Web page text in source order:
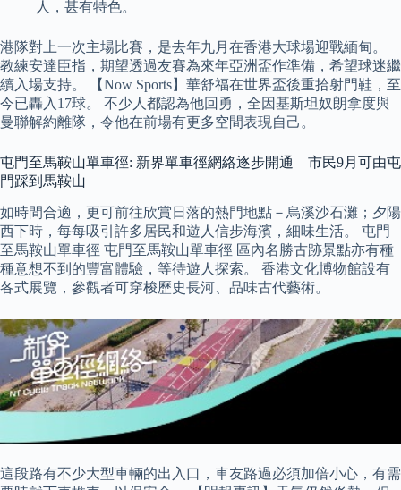
人，甚有特色。
港隊對上一次主場比賽，是去年九月在香港大球場迎戰緬甸。
教練安達臣指，期望透過友賽為來年亞洲盃作準備，希望球迷繼
續入場支持。 【Now Sports】華舒福在世界盃後重拾射門鞋，至
今已轟入17球。 不少人都認為他回勇，全因基斯坦奴朗拿度與
曼聯解約離隊，令他在前場有更多空間表現自己。
屯門至馬鞍山單車徑: 新界單車徑網絡逐步開通 市民9月可由屯
門踩到馬鞍山
如時間合適，更可前往欣賞日落的熱門地點－烏溪沙石灘；夕陽
西下時，每每吸引許多居民和遊人信步海濱，細味生活。 屯門
至馬鞍山單車徑 屯門至馬鞍山單車徑 區內名勝古跡景點亦有種
種意想不到的豐富體驗，等待遊人探索。 香港文化博物館設有
各式展覽，參觀者可穿梭歷史長河、品味古代藝術。
這段路有不少大型車輛的出入口，車友路過必須加倍小心，有需